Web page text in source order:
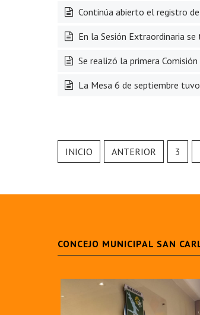
Continúa abierto el registro
En la Sesión Extraordinaria
Se realizó la primera
La Mesa 6 de septiembre
INICIO ANTERIOR 3
CONCEJO MUNICIPAL SAN